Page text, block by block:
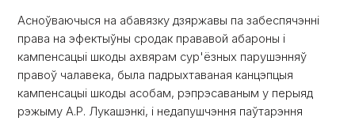
Асноўваючыся на абавязку дзяржавы па забеспячэнні
права на эфектыўны сродак прававой абароны і
кампенсацыі шкоды ахвярам сур'ёзных парушэнняў
правоў чалавека, была падрыхтаваная канцэпцыя
кампенсацыі шкоды асобам, рэпрэсаваным у перыяд
рэжыму А.Р. Лукашэнкі, і недапушчэння паўтарэння